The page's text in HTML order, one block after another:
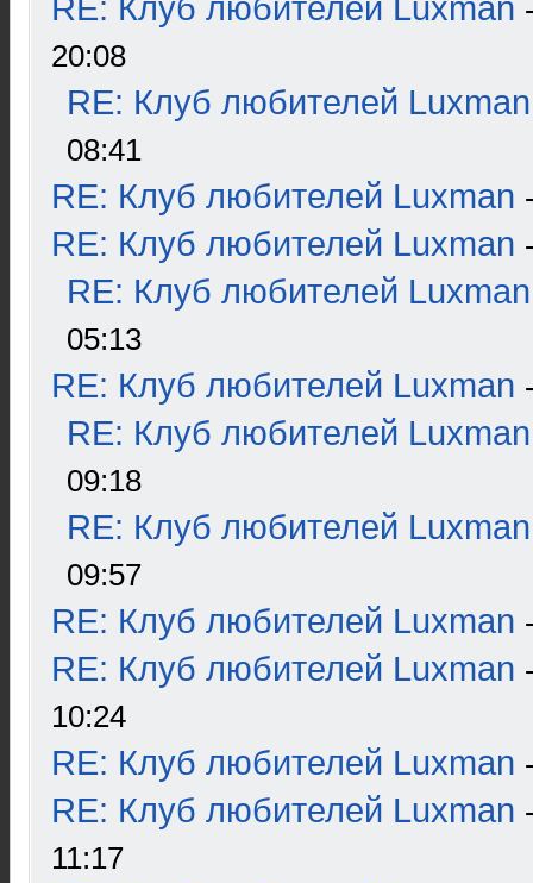
RE: Клуб любителей Luxman
20:08
RE: Клуб любителей Luxman
08:41
RE: Клуб любителей Luxman
RE: Клуб любителей Luxman
RE: Клуб любителей Luxman
05:13
RE: Клуб любителей Luxman
RE: Клуб любителей Luxman
09:18
RE: Клуб любителей Luxman
09:57
RE: Клуб любителей Luxman
RE: Клуб любителей Luxman
10:24
RE: Клуб любителей Luxman
RE: Клуб любителей Luxman
11:17